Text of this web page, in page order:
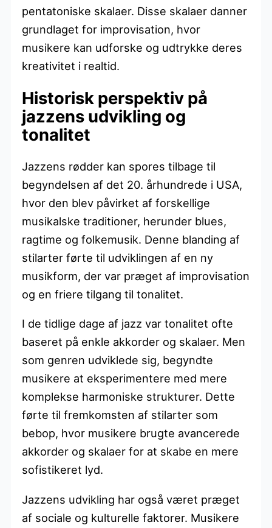
pentatoniske skalaer. Disse skalaer danner
grundlaget for improvisation, hvor
musikere kan udforske og udtrykke deres
kreativitet i realtid.
Historisk perspektiv på
jazzens udvikling og
tonalitet
Jazzens rødder kan spores tilbage til
begyndelsen af det 20. århundrede i USA,
hvor den blev påvirket af forskellige
musikalske traditioner, herunder blues,
ragtime og folkemusik. Denne blanding af
stilarter førte til udviklingen af en ny
musikform, der var præget af improvisation
og en friere tilgang til tonalitet.
I de tidlige dage af jazz var tonalitet ofte
baseret på enkle akkorder og skalaer. Men
som genren udviklede sig, begyndte
musikere at eksperimentere med mere
komplekse harmoniske strukturer. Dette
førte til fremkomsten af stilarter som
bebop, hvor musikere brugte avancerede
akkorder og skalaer for at skabe en mere
sofistikeret lyd.
Jazzens udvikling har også været præget
af sociale og kulturelle faktorer. Musikere